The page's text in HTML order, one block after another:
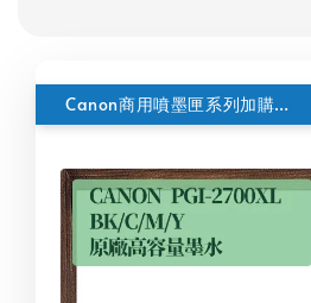
Canon商用噴墨匣系列加購活動